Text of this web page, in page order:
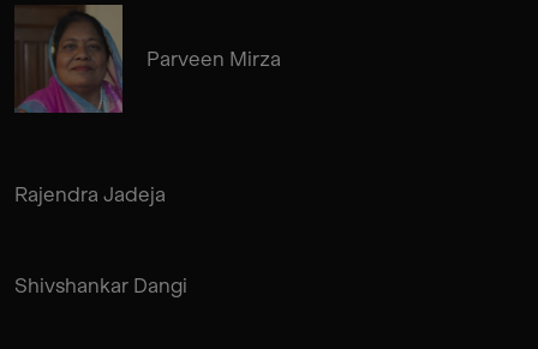
Parveen Mirza
Rajendra Jadeja
Shivshankar Dangi